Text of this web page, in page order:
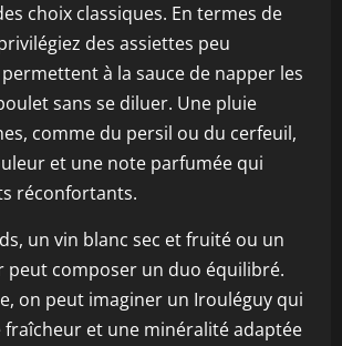
choix classiques. En termes de
des assiettes peu
à la sauce de napper les
sans se diluer. Une pluie
comme du persil ou du cerfeuil,
et une note parfumée qui
réconfortants.
un vin blanc sec et fruité ou un
peut composer un duo équilibré.
on peut imaginer un Irouléguy qui
et une minéralité adaptée